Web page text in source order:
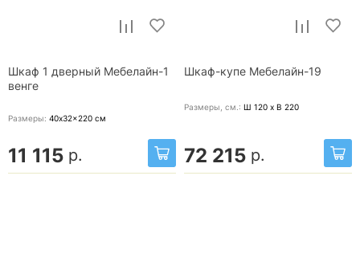
Шкаф 1 дверный Мебелайн-1
венге
Размеры: 40x32x220 см
11 115 р.
Шкаф-купе Мебелайн-19
Размеры, cм.: Ш 120 x В 220
72 215 р.